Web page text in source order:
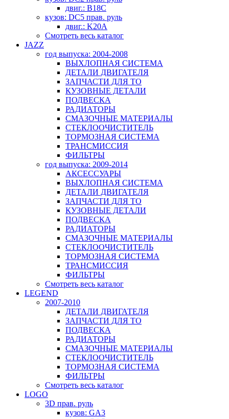
двиг.: B18C
кузов: DC5 прав. руль
двиг.: K20A
Смотреть весь каталог
JAZZ
год выпуска: 2004-2008
ВЫХЛОПНАЯ СИСТЕМА
ДЕТАЛИ ДВИГАТЕЛЯ
ЗАПЧАСТИ ДЛЯ ТО
КУЗОВНЫЕ ДЕТАЛИ
ПОДВЕСКА
РАДИАТОРЫ
СМАЗОЧНЫЕ МАТЕРИАЛЫ
СТЕКЛООЧИСТИТЕЛЬ
ТОРМОЗНАЯ СИСТЕМА
ТРАНСМИССИЯ
ФИЛЬТРЫ
год выпуска: 2009-2014
АКСЕССУАРЫ
ВЫХЛОПНАЯ СИСТЕМА
ДЕТАЛИ ДВИГАТЕЛЯ
ЗАПЧАСТИ ДЛЯ ТО
КУЗОВНЫЕ ДЕТАЛИ
ПОДВЕСКА
РАДИАТОРЫ
СМАЗОЧНЫЕ МАТЕРИАЛЫ
СТЕКЛООЧИСТИТЕЛЬ
ТОРМОЗНАЯ СИСТЕМА
ТРАНСМИССИЯ
ФИЛЬТРЫ
Смотреть весь каталог
LEGEND
2007-2010
ДЕТАЛИ ДВИГАТЕЛЯ
ЗАПЧАСТИ ДЛЯ ТО
ПОДВЕСКА
РАДИАТОРЫ
СМАЗОЧНЫЕ МАТЕРИАЛЫ
СТЕКЛООЧИСТИТЕЛЬ
ТОРМОЗНАЯ СИСТЕМА
ФИЛЬТРЫ
Смотреть весь каталог
LOGO
3D прав. руль
кузов: GA3